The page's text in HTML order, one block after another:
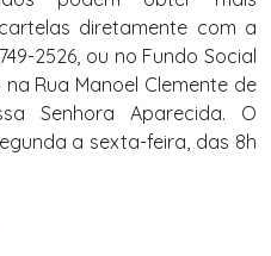
diretamente com a
2526, ou no Fundo Social
Rua Manoel Clemente de
Senhora Aparecida. O
a sexta-feira, das 8h